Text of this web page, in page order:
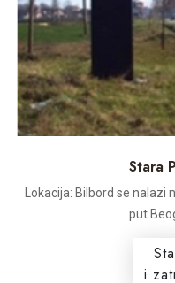
Stara
Lokacija: Bilbord se nalazi
put
i